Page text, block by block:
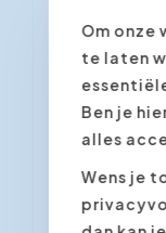
Velden
Bevestig
*
Om onze
te laten
Ben je
alles
Wens je